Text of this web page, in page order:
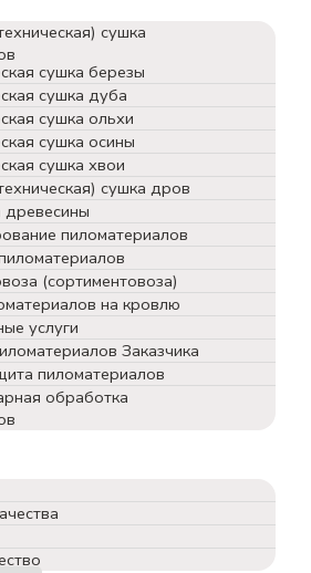
сушка
сушка березы
сушка дуба
сушка ольхи
сушка осины
сушка хвои
сушка дров
древесины
пиломатериалов
(сортиментовоза)
на кровлю
услуги
Заказчика
пиломатериалов
обработка